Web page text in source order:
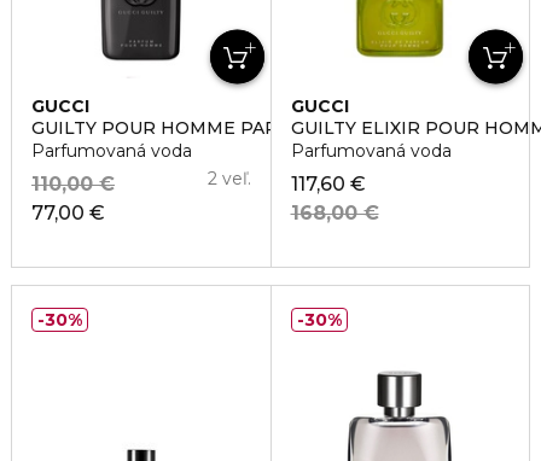
GUCCI
GUILTY POUR HOMME PARFUM
Parfumovaná voda
77,00 €
110,00 € 2 veľ.
GUCCI
GUILTY ELIXIR POUR
Parfumovaná voda
117,60 €
168,00 €
30% 30%